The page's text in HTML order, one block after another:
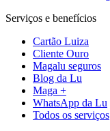
Serviços e benefícios
Cartão Luiza
Cliente Ouro
Magalu seguros
Blog da Lu
Maga +
WhatsApp da Lu
Todos os serviços